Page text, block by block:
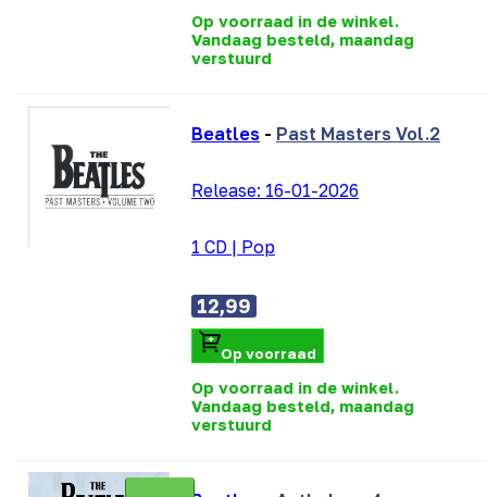
Op voorraad in de winkel.
Vandaag besteld, maandag
verstuurd
Beatles - Past Masters Vol.2
Release: 16-01-2026
1 CD | Pop
12,99
Op voorraad
Op voorraad in de winkel.
Vandaag besteld, maandag
verstuurd